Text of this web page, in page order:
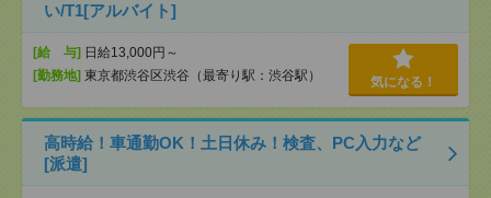
い/T1[アルバイト]
[給 与] 日給13,000円～
[勤務地] 東京都渋谷区渋谷（最寄り駅：渋谷駅） 気になる！
高時給！車通勤OK！土日休み！検査、PC入力など
[派遣]